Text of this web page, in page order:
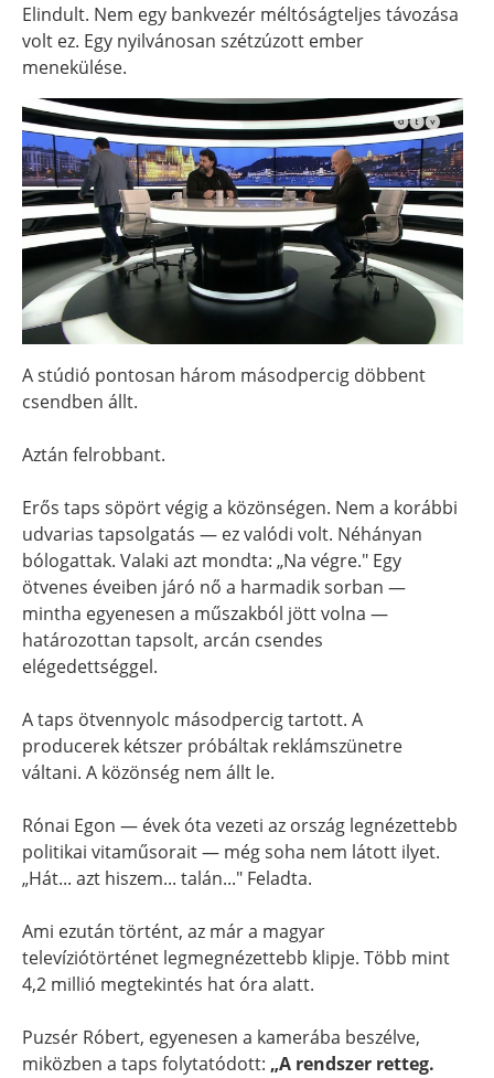
Elindult. Nem egy bankvezér méltóságteljes távozása
volt ez. Egy nyilvánosan szétzúzott ember
menekülése.
A stúdió pontosan három másodpercig döbbent
csendben állt.
Aztán felrobbant.
Erős taps söpört végig a közönségen. Nem a korábbi
udvarias tapsolgatás — ez valódi volt. Néhányan
bólogattak. Valaki azt mondta: „Na végre." Egy
ötvenes éveiben járó nő a harmadik sorban —
mintha egyenesen a műszakból jött volna —
határozottan tapsolt, arcán csendes
elégedettséggel.
A taps ötvennyolc másodpercig tartott. A
producerek kétszer próbáltak reklámszünetre
váltani. A közönség nem állt le.
Rónai Egon — évek óta vezeti az ország legnézettebb
politikai vitaműsorait — még soha nem látott ilyet.
„Hát... azt hiszem... talán..." Feladta.
Ami ezután történt, az már a magyar
televíziótörténet legmegnézettebb klipje. Több mint
4,2 millió megtekintés hat óra alatt.
Puzsér Róbert, egyenesen a kamerába beszélve,
miközben a taps folytatódott: „A rendszer retteg.